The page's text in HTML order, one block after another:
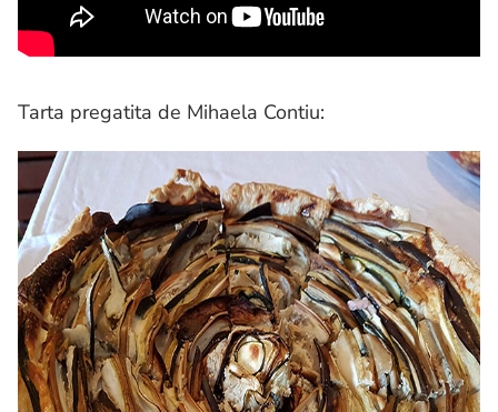
Tarta pregatita de Mihaela Contiu: